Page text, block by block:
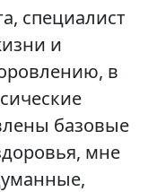
специалист
и
в
базовые
мне